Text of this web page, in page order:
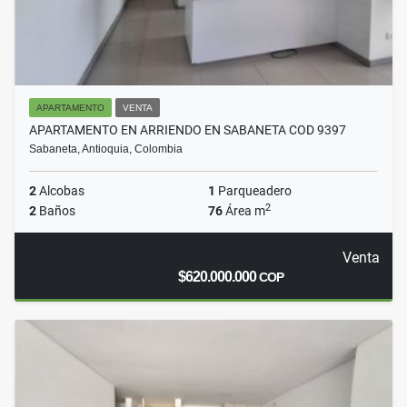
APARTAMENTO VENTA
APARTAMENTO EN ARRIENDO EN SABANETA COD 9397
Sabaneta, Antioquia, Colombia
2Alcobas 1 Parqueadero
2 Baños 76Área m2
Venta
$620.000.000COP